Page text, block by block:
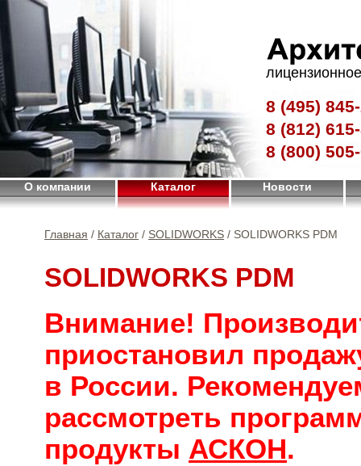
8 (495)
8 (812)
8 (800)
О компании Каталог Новости
Главная / Каталог / SOLIDWORKS / SOLIDWORKS PDM
SOLIDWORKS PDM
Внимание!
приостановил
в России.
рассмотреть
продукты АСКОН.